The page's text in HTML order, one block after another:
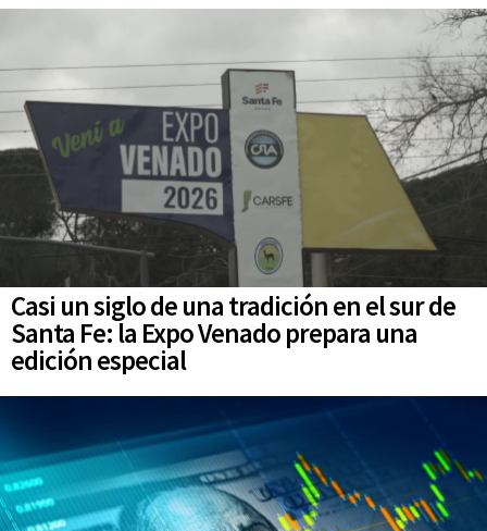
Casi un siglo de una tradición en el sur de
Santa Fe: la Expo Venado prepara una
edición especial